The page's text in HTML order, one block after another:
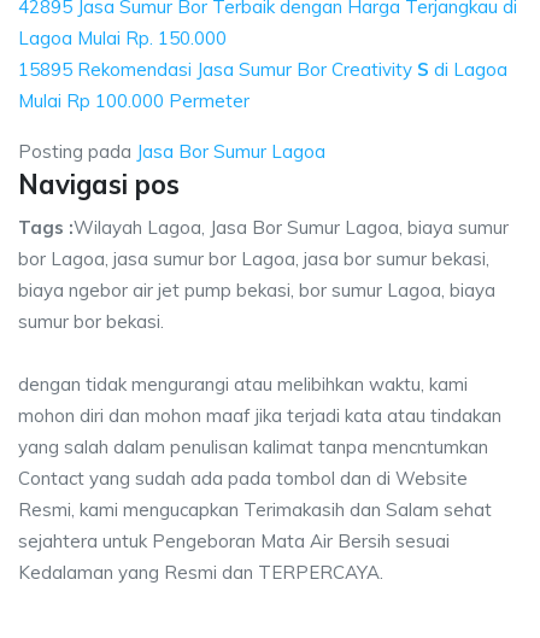
42895 Jasa Sumur Bor Terbaik dengan Harga Terjangkau di
Lagoa Mulai Rp. 150.000
15895 Rekomendasi Jasa Sumur Bor Creativity S di Lagoa
Mulai Rp 100.000 Permeter
Posting pada Jasa Bor Sumur Lagoa
Navigasi pos
Tags :Wilayah Lagoa, Jasa Bor Sumur Lagoa, biaya sumur
bor Lagoa, jasa sumur bor Lagoa, jasa bor sumur bekasi,
biaya ngebor air jet pump bekasi, bor sumur Lagoa, biaya
sumur bor bekasi.
dengan tidak mengurangi atau melibihkan waktu, kami
mohon diri dan mohon maaf jika terjadi kata atau tindakan
yang salah dalam penulisan kalimat tanpa mencntumkan
Contact yang sudah ada pada tombol dan di Website
Resmi, kami mengucapkan Terimakasih dan Salam sehat
sejahtera untuk Pengeboran Mata Air Bersih sesuai
Kedalaman yang Resmi dan TERPERCAYA.